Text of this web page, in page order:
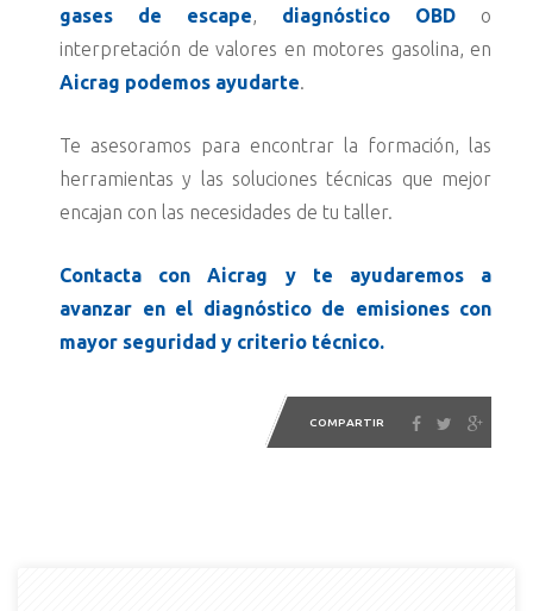
gases de escape, diagnóstico OBD o
interpretación de valores en motores gasolina, en
Aicrag podemos ayudarte.
Te asesoramos para encontrar la formación, las
herramientas y las soluciones técnicas que mejor
encajan con las necesidades de tu taller.
Contacta con Aicrag y te ayudaremos a
avanzar en el diagnóstico de emisiones con
mayor seguridad y criterio técnico.
COMPARTIR